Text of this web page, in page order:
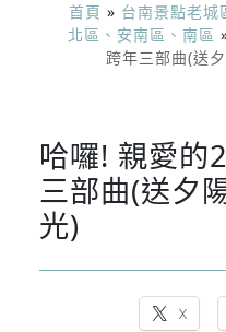
首頁 » 台南景點老城
北區、安南區、南區
跨年三部曲(送
哈囉! 親愛的
三部曲(送夕
光)
X